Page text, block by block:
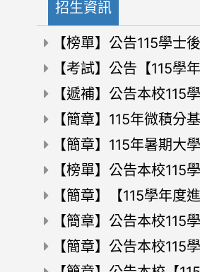
招生資訊
招生資訊
【榜單】公告115學
招生資訊
【考試】公告【115學
招生資訊
【遞補】公告本校
招生資訊
【簡章】115年微積分
招生資訊
【簡章】115年暑期大
招生資訊
【榜單】公告本校
招生資訊
【簡章】【115學年
招生資訊
【簡章】公告本校115
招生資訊
【簡章】公告本校115